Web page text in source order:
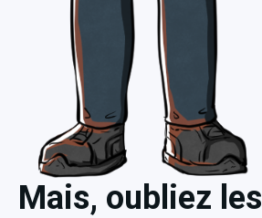
Mais, oubliez les